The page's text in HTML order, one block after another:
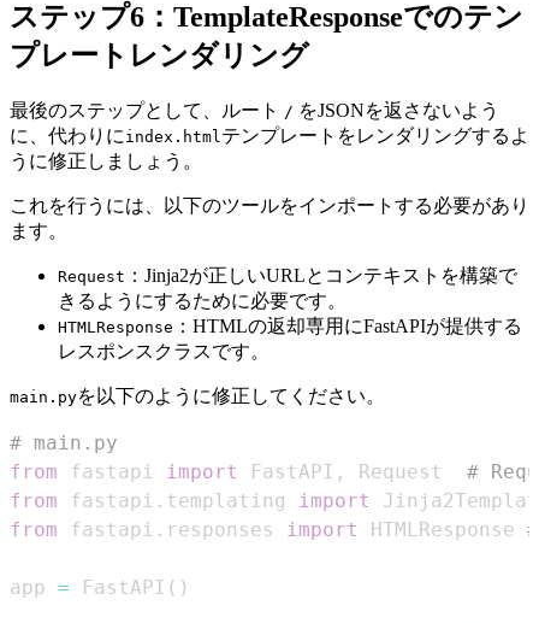
ステップ6：TemplateResponseでのテン
プレートレンダリング
最後のステップとして、ルート / をJSONを返さないよう
に、代わりに index.htmlテンプレートをレンダリングするよ
うに修正しましょう。
これを行うには、以下のツールをインポートする必要があり
ます。
Request ：Jinja2が正しいURLとコンテキストを構築で
きるようにするために必要です。
HTMLResponse ：HTMLの返却専用にFastAPIが提供する
レスポンスクラスです。
main.pyを以下のように修正してください。
# main.py
from fastapi import FastAPI , Request #
from fastapi . templating import
from fastapi . responses import HTMLResponse
app = FastAPI ( )